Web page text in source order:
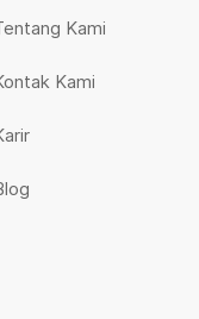
Kami
Kami